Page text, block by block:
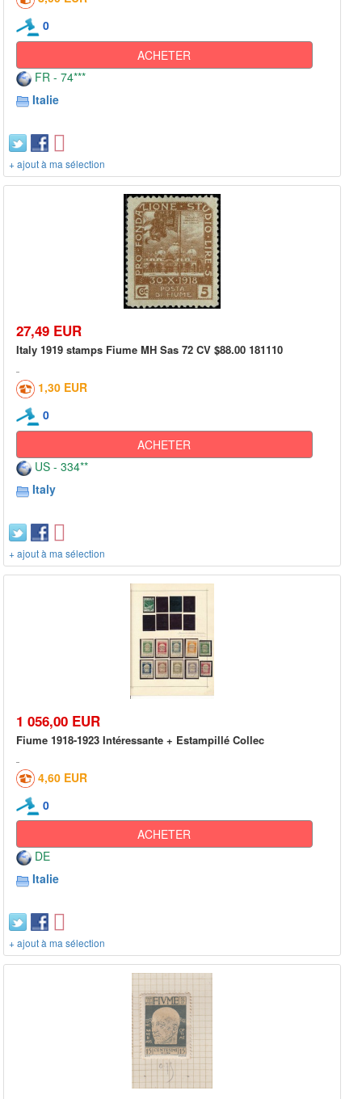
0
ACHETER
FR - 74***
Italie
+ ajout à ma sélection
27,49 EUR
Italy 1919 stamps Fiume MH Sas 72 CV $88.00 181110
1,30 EUR
0
ACHETER
US - 334**
Italy
+ ajout à ma sélection
1 056,00 EUR
Fiume 1918-1923 Intéressante + Estampillé Collec
4,60 EUR
0
ACHETER
DE
Italie
+ ajout à ma sélection